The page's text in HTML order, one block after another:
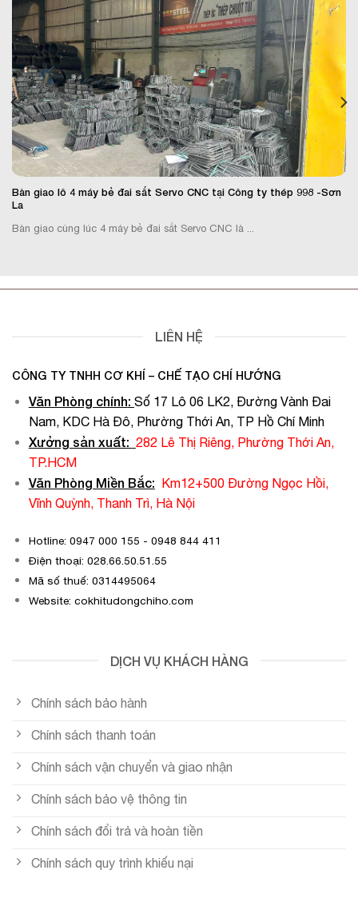
Bàn giao lô 4 máy bẻ đai sắt Servo CNC tại Công ty thép 998 -Sơn
La
Bàn giao cùng lúc 4 máy bẻ đai sắt Servo CNC là ...
LIÊN HỆ
CÔNG TY TNHH CƠ KHÍ – CHẾ TẠO CHÍ HƯỚNG
Văn Phòng chính: Số 17 Lô 06 LK2, Đường Vành Đai
Nam, KDC Hà Đô, Phường Thới An, TP Hồ Chí Minh
Xưởng sản xuất: 282 Lê Thị Riêng, Phường Thới An,
TP.HCM
Văn Phòng Miền Bắc: Km12+500 Đường Ngọc Hồi,
Vĩnh Quỳnh, Thanh Trì, Hà Nội
Hotline: 0947 000 155 - 0948 844 411
Điện thoại: 028.66.50.51.55
Mã số thuế: 0314495064
Website: cokhitudongchiho.com
DỊCH VỤ KHÁCH HÀNG
Chính sách bảo hành
Chính sách thanh toán
Chính sách vận chuyển và giao nhận
Chính sách bảo vệ thông tin
Chính sách đổi trả và hoàn tiền
Chính sách quy trình khiếu nại